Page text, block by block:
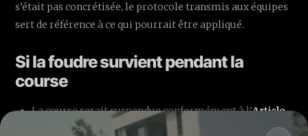
s’était pas concrétisée, le protocole transmis aux équipes
sert de référence à ce qui pourrait être appliqué.
Si la foudre survient pendant la
course
La course serait suspendue conformément à l’Article
du règlement sportif. Toutes les voitures doivent